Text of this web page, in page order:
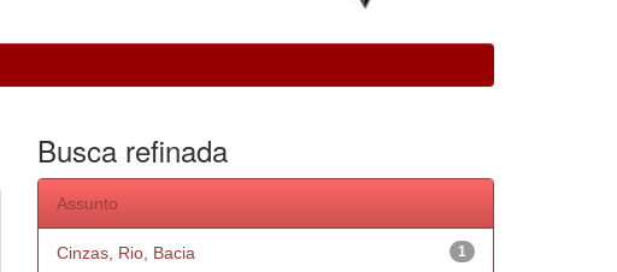
Busca refinada
Assunto
1
Cinzas, Rio, Bacia